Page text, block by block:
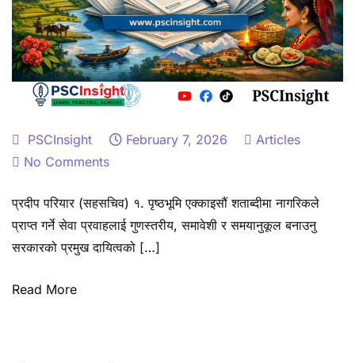
PSCInsight February 7, 2026
Articles
No Commentson
सेवा
प्रवाह
र
प्रदीप परियार (सहसचिव) १. पृष्ठभूमि एक्काइसौं शताब्दीमा नागरिकले
प्राप्त गर्ने सेवा प्रवाहलाई गुणस्तरीय, समावेशी र समयानुकूल बनाउनु
सरकारको प्रमुख दायित्वको […]
Read More